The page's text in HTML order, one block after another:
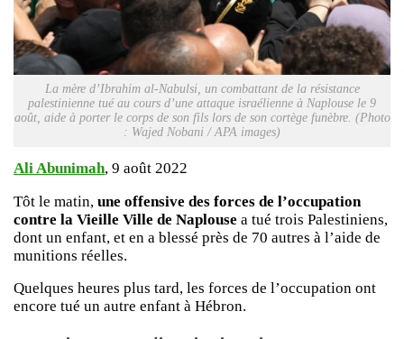
La mère d’Ibrahim al-Nabulsi, un combattant de la résistance
palestinienne tué au cours d’une attaque israélienne à Naplouse le 9
août, aide à porter le corps de son fils lors de son cortège funèbre. (Photo
: Wajed Nobani / APA images)
Ali Abunimah, 9 août 2022
Tôt le matin, une offensive des forces de l’occupation
contre la Vieille Ville de Naplouse a tué trois Palestiniens,
dont un enfant, et en a blessé près de 70 autres à l’aide de
munitions réelles.
Quelques heures plus tard, les forces de l’occupation ont
encore tué un autre enfant à Hébron.